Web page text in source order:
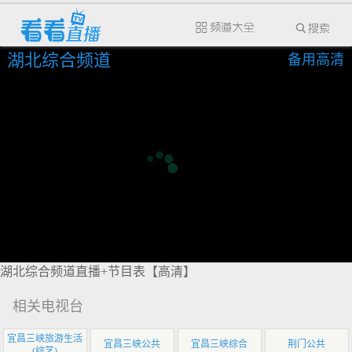
湖北综合频道 备用高清
湖北综合频道直播+节目表【高清】
相关电视台
宜昌三峡旅游生活
宜昌三峡公共 宜昌三峡综合 荆门公共